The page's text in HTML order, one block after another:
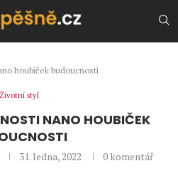
houbiček budoucnosti
Životní styl
NANO HOUBIČEK
31. ledna, 2022 0 komentář